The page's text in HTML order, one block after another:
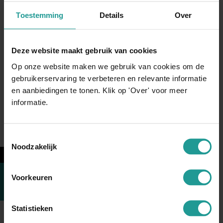
Toestemming Details Over
Deze website maakt gebruik van cookies
Op onze website maken we gebruik van cookies om de
gebruikerservaring te verbeteren en relevante informatie
en aanbiedingen te tonen. Klik op 'Over' voor meer
informatie.
Noodzakelijk
Voorkeuren
Statistieken
SPREEKTIP
Je kernboodschap als rode